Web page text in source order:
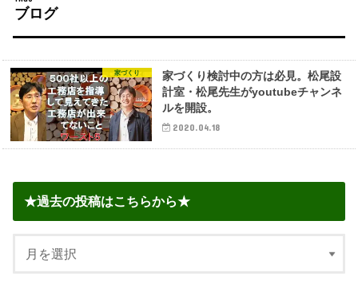
ブログ
家づくり
家づくり検討中の方は必見。松尾設
計室・松尾先生がyoutubeチャンネ
ルを開設。
2020.04.18
★過去の投稿はこちらから★